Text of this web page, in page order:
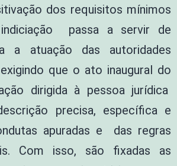
dos requisitos mínimos
passa a servir de
a atuação das autoridades
que o ato inaugural do
dirigida à pessoa jurídica
precisa, específica e
apuradas e das regras
Com isso, são fixadas as